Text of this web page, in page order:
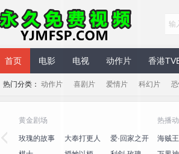
永久免费视频
首页 电影 电视 动作片 香港
热门分类： 动作片 喜剧片 爱情片 科幻片
黄金剧场
玫瑰的故事 大奉打更人
爱·回家之开
心速递
热播
海贼
王